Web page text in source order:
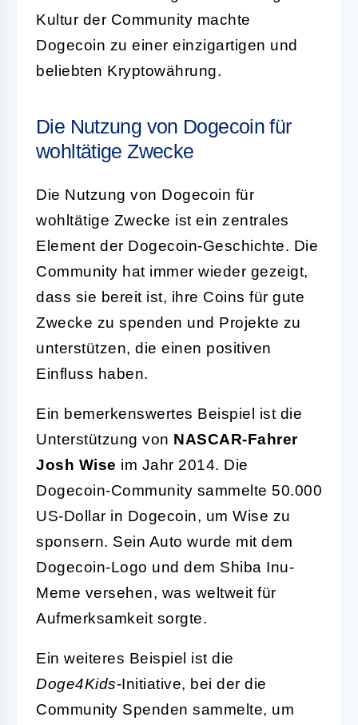
Kultur der Community machte
Dogecoin zu einer einzigartigen und
beliebten Kryptowährung.
Die Nutzung von Dogecoin für
wohltätige Zwecke
Die Nutzung von Dogecoin für
wohltätige Zwecke ist ein zentrales
Element der Dogecoin-Geschichte. Die
Community hat immer wieder gezeigt,
dass sie bereit ist, ihre Coins für gute
Zwecke zu spenden und Projekte zu
unterstützen, die einen positiven
Einfluss haben.
Ein bemerkenswertes Beispiel ist die
Unterstützung von NASCAR-Fahrer
Josh Wise im Jahr 2014. Die
Dogecoin-Community sammelte 50.000
US-Dollar in Dogecoin, um Wise zu
sponsern. Sein Auto wurde mit dem
Dogecoin-Logo und dem Shiba Inu-
Meme versehen, was weltweit für
Aufmerksamkeit sorgte.
Ein weiteres Beispiel ist die
Doge4Kids-Initiative, bei der die
Community Spenden sammelte, um